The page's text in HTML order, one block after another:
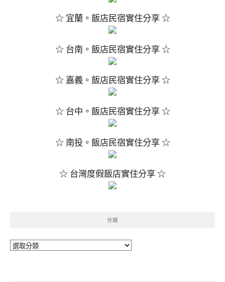
☆ 宜蘭。飯店民宿實住分享 ☆
☆ 台南。飯店民宿實住分享 ☆
☆ 嘉義。飯店民宿實住分享 ☆
☆ 台中。飯店民宿實住分享 ☆
☆ 南投。飯店民宿實住分享 ☆
☆ 台灣度假飯店實住分享 ☆
分類
分